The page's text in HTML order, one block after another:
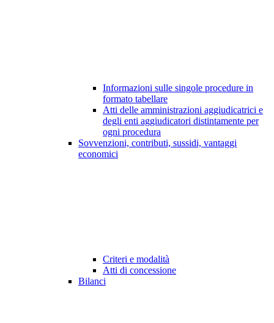
Informazioni sulle singole procedure in
formato tabellare
Atti delle amministrazioni aggiudicatrici e
degli enti aggiudicatori distintamente per
ogni procedura
Sovvenzioni, contributi, sussidi, vantaggi
economici
Criteri e modalità
Atti di concessione
Bilanci